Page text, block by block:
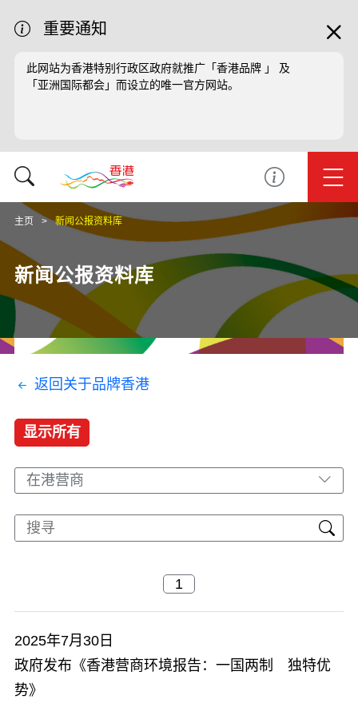
重要通知
此网站为香港特别行政区政府就推广「香港品牌 」 及
「亚洲国际都会」而设立的唯一官方网站。
主页 新闻公报资料库
新闻公报资料库
返回关于品牌香港
显示所有
在港营商
2025年7月30日
​政府发布《香港营商环境报告：一国两制 独特优
势》